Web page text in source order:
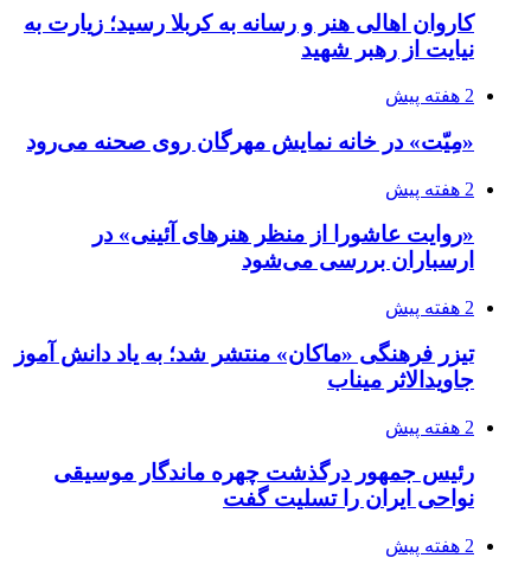
کاروان اهالی هنر و رسانه به کربلا رسید؛ زیارت به
نیایت از رهبر شهید
2 هفته پیش
«مِیّت» در خانه نمایش مهرگان روی صحنه می‌رود
2 هفته پیش
«روایت عاشورا از منظر هنرهای آئینی» در
ارسباران بررسی می‌شود
2 هفته پیش
تیزر فرهنگی «ماکان» منتشر شد؛ به یاد دانش آموز
جاویدالاثر میناب
2 هفته پیش
رئیس جمهور درگذشت چهره ماندگار موسیقی
نواحی ایران را تسلیت گفت
2 هفته پیش